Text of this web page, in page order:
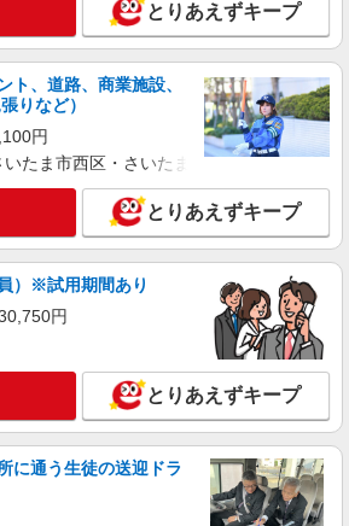
とりあえずキープ
ト、道路、商業施設、
りなど）
円
たま市西区・さいたま市岩槻区・久喜市・
とりあえずキープ
）※試用期間あり
円
とりあえずキープ
に通う生徒の送迎ドラ